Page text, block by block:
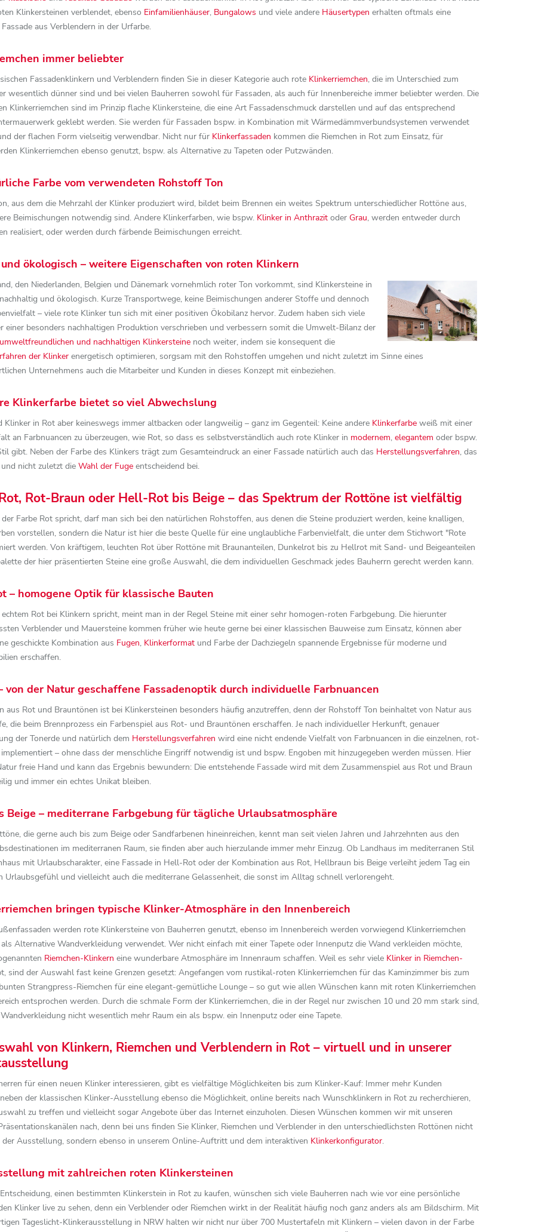
Klinkersteinen verblendet, ebenso Einfamilienhäuser, Bungalows und viele andere Häusertypen erhalten oftmals eine
aus Verblendern in der Urfarbe.
immer beliebter
Fassadenklinkern und Verblendern finden Sie in dieser Kategorie auch rote Klinkerriemchen, die im Unterschied zum
wesentlich dünner sind und bei vielen Bauherren sowohl für Fassaden, als auch für Innenbereiche immer beliebter werden. Die
Klinkerriemchen sind im Prinzip flache Klinkersteine, die eine Art Fassadenschmuck darstellen und auf das entsprechend
geklebt werden. Sie werden für Fassaden bspw. in Kombination mit Wärmedämmverbundsystemen verwendet
der flachen Form vielseitig verwendbar. Nicht nur für Klinkerfassaden kommen die Riemchen in Rot zum Einsatz, für
Klinkerriemchen ebenso genutzt, bspw. als Alternative zu Tapeten oder Putzwänden.
Farbe vom verwendeten Rohstoff Ton
aus dem die Mehrzahl der Klinker produziert wird, bildet beim Brennen ein weites Spektrum unterschiedlicher Rottöne aus,
Beimischungen notwendig sind. Andere Klinkerfarben, wie bspw. Klinker in Anthrazit oder Grau, werden entweder durch
realisiert, oder werden durch färbende Beimischungen erreicht.
ökologisch – weitere Eigenschaften von roten Klinkern
den Niederlanden, Belgien und Dänemark vornehmlich roter Ton vorkommt, sind Klinkersteine in
und ökologisch. Kurze Transportwege, keine Beimischungen anderer Stoffe und dennoch
– viele rote Klinker tun sich mit einer positiven Ökobilanz hervor. Zudem haben sich viele
einer besonders nachhaltigen Produktion verschrieben und verbessern somit die Umwelt-Bilanz der
umweltfreundlichen und nachhaltigen Klinkersteine noch weiter, indem sie konsequent die
der Klinker energetisch optimieren, sorgsam mit den Rohstoffen umgehen und nicht zuletzt im Sinne eines
Unternehmens auch die Mitarbeiter und Kunden in dieses Konzept mit einbeziehen.
Klinkerfarbe bietet so viel Abwechslung
Klinker in Rot aber keineswegs immer altbacken oder langweilig – ganz im Gegenteil: Keine andere Klinkerfarbe weiß mit einer
an Farbnuancen zu überzeugen, wie Rot, so dass es selbstverständlich auch rote Klinker in modernem, elegantem oder bspw.
gibt. Neben der Farbe des Klinkers trägt zum Gesamteindruck an einer Fassade natürlich auch das Herstellungsverfahren, das
und nicht zuletzt die Wahl der Fuge entscheidend bei.
Rot-Braun oder Hell-Rot bis Beige – das Spektrum der Rottöne ist vielfältig
Farbe Rot spricht, darf man sich bei den natürlichen Rohstoffen, aus denen die Steine produziert werden, keine knalligen,
vorstellen, sondern die Natur ist hier die beste Quelle für eine unglaubliche Farbenvielfalt, die unter dem Stichwort "Rote
werden. Von kräftigem, leuchten Rot über Rottöne mit Braunanteilen, Dunkelrot bis zu Hellrot mit Sand- und Beigeanteilen
der hier präsentierten Steine eine große Auswahl, die dem individuellen Geschmack jedes Bauherrn gerecht werden kann.
– homogene Optik für klassische Bauten
Rot bei Klinkern spricht, meint man in der Regel Steine mit einer sehr homogen-roten Farbgebung. Die hierunter
Verblender und Mauersteine kommen früher wie heute gerne bei einer klassischen Bauweise zum Einsatz, können aber
geschickte Kombination aus Fugen, Klinkerformat und Farbe der Dachziegeln spannende Ergebnisse für moderne und
erschaffen.
von der Natur geschaffene Fassadenoptik durch individuelle Farbnuancen
aus Rot und Brauntönen ist bei Klinkersteinen besonders häufig anzutreffen, denn der Rohstoff Ton beinhaltet von Natur aus
die beim Brennprozess ein Farbenspiel aus Rot- und Brauntönen erschaffen. Je nach individueller Herkunft, genauer
der Tonerde und natürlich dem Herstellungsverfahren wird eine nicht endende Vielfalt von Farbnuancen in die einzelnen, rot-
– ohne dass der menschliche Eingriff notwendig ist und bspw. Engoben mit hinzugegeben werden müssen. Hier
freie Hand und kann das Ergebnis bewundern: Die entstehende Fassade wird mit dem Zusammenspiel aus Rot und Braun
und immer ein echtes Unikat bleiben.
Beige – mediterrane Farbgebung für tägliche Urlaubsatmosphäre
die gerne auch bis zum Beige oder Sandfarbenen hineinreichen, kennt man seit vielen Jahren und Jahrzehnten aus den
im mediterranen Raum, sie finden aber auch hierzulande immer mehr Einzug. Ob Landhaus im mediterranen Stil
mit Urlaubscharakter, eine Fassade in Hell-Rot oder der Kombination aus Rot, Hellbraun bis Beige verleiht jedem Tag ein
Urlaubsgefühl und vielleicht auch die mediterrane Gelassenheit, die sonst im Alltag schnell verlorengeht.
bringen typische Klinker-Atmosphäre in den Innenbereich
werden rote Klinkersteine von Bauherren genutzt, ebenso im Innenbereich werden vorwiegend Klinkerriemchen
Alternative Wandverkleidung verwendet. Wer nicht einfach mit einer Tapete oder Innenputz die Wand verkleiden möchte,
Riemchen-Klinkern eine wunderbare Atmosphäre im Innenraum schaffen. Weil es sehr viele Klinker in Riemchen-
sind der Auswahl fast keine Grenzen gesetzt: Angefangen vom rustikal-roten Klinkerriemchen für das Kaminzimmer bis zum
Strangpress-Riemchen für eine elegant-gemütliche Lounge – so gut wie allen Wünschen kann mit roten Klinkerriemchen
entsprochen werden. Durch die schmale Form der Klinkerriemchen, die in der Regel nur zwischen 10 und 20 mm stark sind,
nicht wesentlich mehr Raum ein als bspw. ein Innenputz oder eine Tapete.
von Klinkern, Riemchen und Verblendern in Rot – virtuell und in unserer
für einen neuen Klinker interessieren, gibt es vielfältige Möglichkeiten bis zum Klinker-Kauf: Immer mehr Kunden
der klassischen Klinker-Ausstellung ebenso die Möglichkeit, online bereits nach Wunschklinkern in Rot zu recherchieren,
zu treffen und vielleicht sogar Angebote über das Internet einzuholen. Diesen Wünschen kommen wir mit unseren
nach, denn bei uns finden Sie Klinker, Riemchen und Verblender in den unterschiedlichsten Rottönen nicht
der Ausstellung, sondern ebenso in unserem Online-Auftritt und dem interaktiven Klinkerkonfigurator.
mit zahlreichen roten Klinkersteinen
einen bestimmten Klinkerstein in Rot zu kaufen, wünschen sich viele Bauherren nach wie vor eine persönliche
Klinker live zu sehen, denn ein Verblender oder Riemchen wirkt in der Realität häufig noch ganz anders als am Bildschirm. Mit
Tageslicht-Klinkerausstellung in NRW halten wir nicht nur über 700 Mustertafeln mit Klinkern – vielen davon in der Farbe